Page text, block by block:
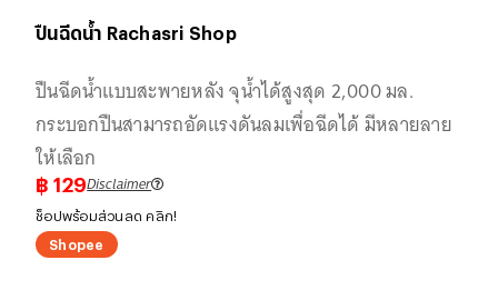
ปืนฉีดน้ำ Rachasri Shop
ปืนฉีดน้ำแบบสะพายหลัง จุน้ำได้สูงสุด 2,000 มล.
กระบอกปืนสามารถอัดแรงดันลมเพื่อฉีดได้ มีหลายลาย
ให้เลือก
฿ 129Disclaimer
ช็อปพร้อมส่วนลด คลิก!
Shopee